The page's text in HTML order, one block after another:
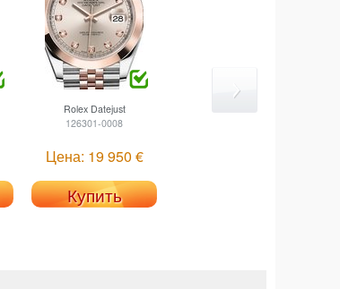
RolexDatejust
126301-0008
Цена: 19 950 €
Купить